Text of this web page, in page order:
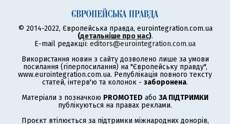
© 2014-2022, Європейська правда, eurointegration.com.ua
(детальніше про нас).
E-mail редакції: editors@eurointegration.com.ua
Використання новин з сайту дозволено лише за умови
посилання (гіперпосилання) на "Європейську правду",
www.eurointegration.com.ua. Републікація повного тексту
статей, інтерв'ю та колонок - заборонена.
Матеріали з позначкою PROMOTED або ЗА ПІДТРИМКИ
публікуються на правах реклами.
Проєкт втілюється за підтримки міжнародних донорів,